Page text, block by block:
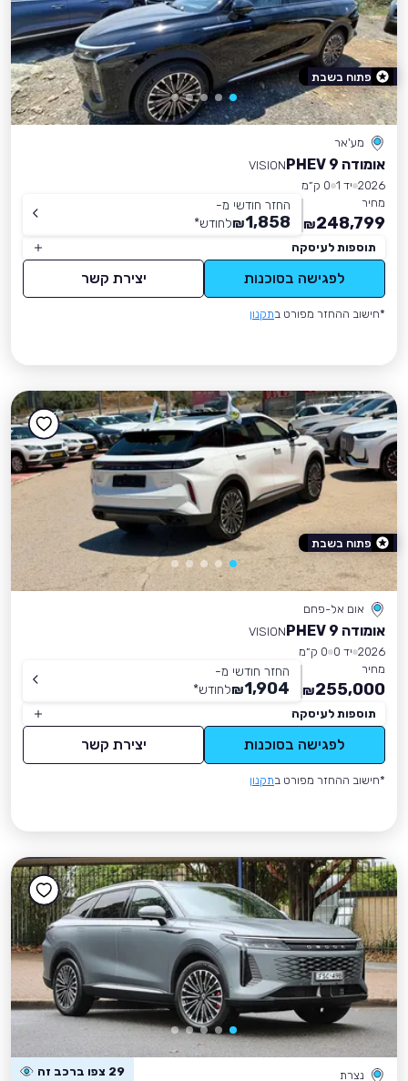
מע'אר
אומודה 9 PHEV
VISION
2026 יד 1
0 ק״מ
מחיר
248,799
₪
החזר חודשי מ-
1,858
₪לחודש*
תוספות לעיסקה
לפגישה בסוכנות יצירת קשר
*חישוב ההחזר מפורט בתקנון
פתוח בשבת
אום אל-פחם
אומודה 9 PHEV
VISION
2026 יד 0
0 ק״מ
מחיר
255,000
₪
החזר חודשי מ-
1,904
₪לחודש*
תוספות לעיסקה
לפגישה בסוכנות יצירת קשר
*חישוב ההחזר מפורט בתקנון
פתוח בשבת
נצרת 29 צפו ברכב זה